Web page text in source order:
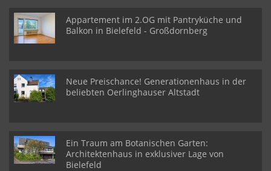
Appartement im 2.OG mit Pantryküche und
Balkon in Bielefeld - Großdornberg
Neue Preischance! Generationenhaus in der
beliebten Oerlinghauser Altstadt
Ein Traum am Botanischen Garten:
Architektenhaus in exklusiver Lage von
Bielefeld